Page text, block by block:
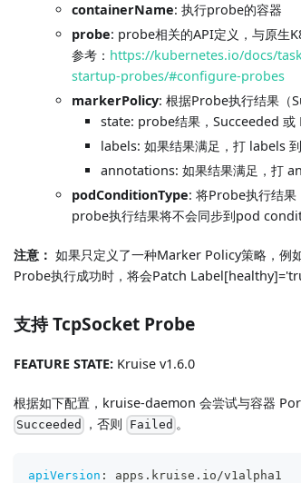
containerName: 执行probe的容器
probe: probe相关的API定义，与原生
参考： https://kubernetes.io/docs/
startup-probes/#configure-probes
markerPolicy: 根据Probe执行结果（
state: probe结果，Succeeded 或
labels: 如果结果满足，打 labels
annotations: 如果结果满足，打
podConditionType: 将Probe执行结
probe执行结果将不会同步到pod
注意： 如果只定义了一种Marker Policy策略，
Probe执行成功时，将会Patch
支持 TcpSocket Probe
FEATURE STATE: Kruise v1.6.0
根据如下配置，kruise-daemon 会尝试与容器
Succeeded ，否则 Failed 。
apiVersion :
apps.kruise.io/v1alpha1